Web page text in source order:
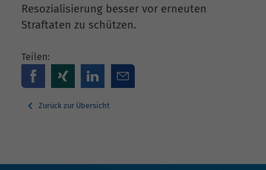
Resozialisierung besser vor erneuten
Straftaten zu schützen.
Teilen:
Zurück zur Übersicht